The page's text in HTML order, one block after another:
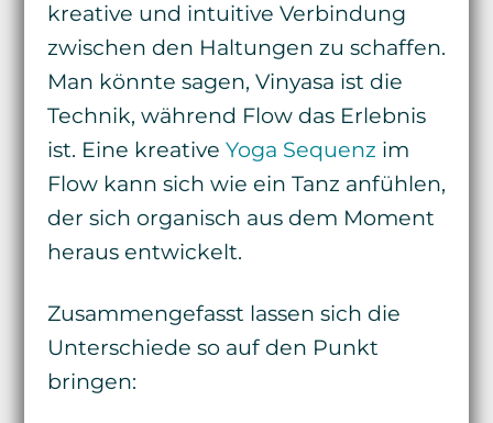
kreative und intuitive Verbindung
zwischen den Haltungen zu schaffen.
Man könnte sagen, Vinyasa ist die
Technik, während Flow das Erlebnis
ist. Eine kreative Yoga Sequenz im
Flow kann sich wie ein Tanz anfühlen,
der sich organisch aus dem Moment
heraus entwickelt.
Zusammengefasst lassen sich die
Unterschiede so auf den Punkt
bringen: